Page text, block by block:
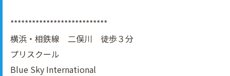
***************************
横浜・相鉄線 二俣川 徒歩３分
プリスクール
Blue Sky International